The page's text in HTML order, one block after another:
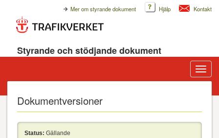
Mer om styrande dokument Hjälp Kontakt
Styrande och stödjande dokument
Visa/
meny
Dokumentversioner
Status: Gällande